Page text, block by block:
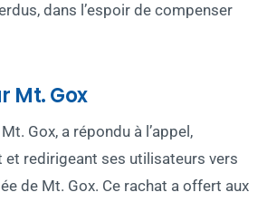
dans l’espoir de compenser
Mt. Gox
Gox, a répondu à l’appel,
et redirigeant ses utilisateurs vers
de Mt. Gox. Ce rachat a offert aux